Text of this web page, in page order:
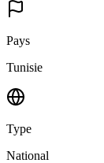
Pays
Tunisie
Type
National